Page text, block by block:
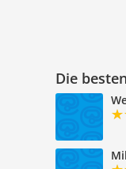
Die